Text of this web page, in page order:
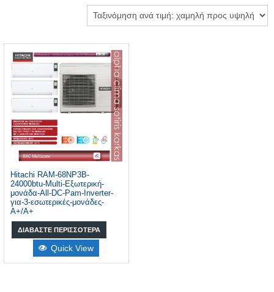
Hitachi RAM-68NP3B-
24000btu-Multi-Εξωτερική-
μονάδα-All-DC-Pam-Inverter-
για-3-εσωτερικές-μονάδες-
A+/A+
ΔΙΑΒΆΣΤΕ ΠΕΡΙΣΣΌΤΕΡΑ
Quick View